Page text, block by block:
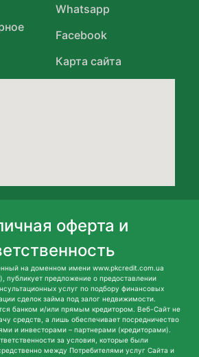
Whatsapp
Facebook
Карта сайта
оферта и
на доменном имени www.pkcredit.com.ua
публикует предложение о предоставлении
услуг по подбору финансовых
сделок займа под залог недвижимости.
банком и/или прямым кредитором. Веб-Сайт не
средств, а лишь обеспечивает посредничество
и инвесторами – партнерами (кредиторами).
за условия, которые были
между Потребителями услуг Сайта и